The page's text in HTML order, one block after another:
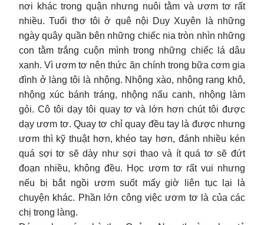
nơi khác trong quận nhưng nuôi tằm và ươm tơ rất
nhiều. Tuổi thơ tôi ở quê nội Duy Xuyên là những
ngày quây quần bên những chiếc nia tròn nhìn những
con tằm trắng cuộn mình trong những chiếc lá dâu
xanh. Vì ươm tơ nên thức ăn chính trong bữa cơm gia
đình ở làng tôi là nhộng. Nhộng xào, nhộng rang khô,
nhộng xúc bánh tráng, nhộng nấu canh, nhộng làm
gỏi. Cô tôi dạy tôi quay tơ và lớn hơn chút tôi được
dạy ươm tơ. Quay tơ chỉ quay đều tay là được nhưng
ươm thì kỹ thuật hơn, khéo tay hơn, đánh nhiều kén
quá sợi tơ sẽ dày như sợi thao và ít quá tơ sẽ đứt
đoạn nhiều, không đều. Học ươm tơ rất vui nhưng
nếu bị bắt ngồi ươm suốt mấy giờ liên tục lại là
chuyện khác. Phần lớn công việc ươm tơ là của các
chị trong làng.